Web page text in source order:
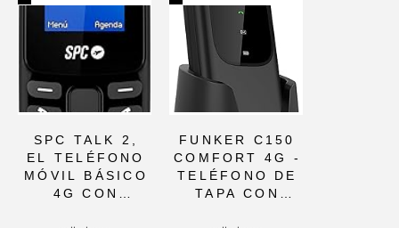
INCLUYE
MARCACIÓN
RÁPIDA Y
LINTERNA,
IDEAL PARA
USO
COTIDIANO
GRANDES,
IDEAL PARA
PERSONAS
MAYORES
BUSCANDO
FACILIDAD DE
USO Y
SEGURIDAD
SPC TALK 2,
EL TELÉFONO
MÓVIL BÁSICO
4G CON
FUNKER C150
COMFORT 4G -
TELÉFONO DE
TAPA CON